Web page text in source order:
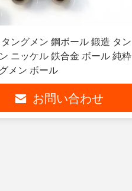
ングメン 鋼ボール 鍛造 タン
ニッケル 鉄合金 ボール 純粋
メン ボール
お問い合わせ